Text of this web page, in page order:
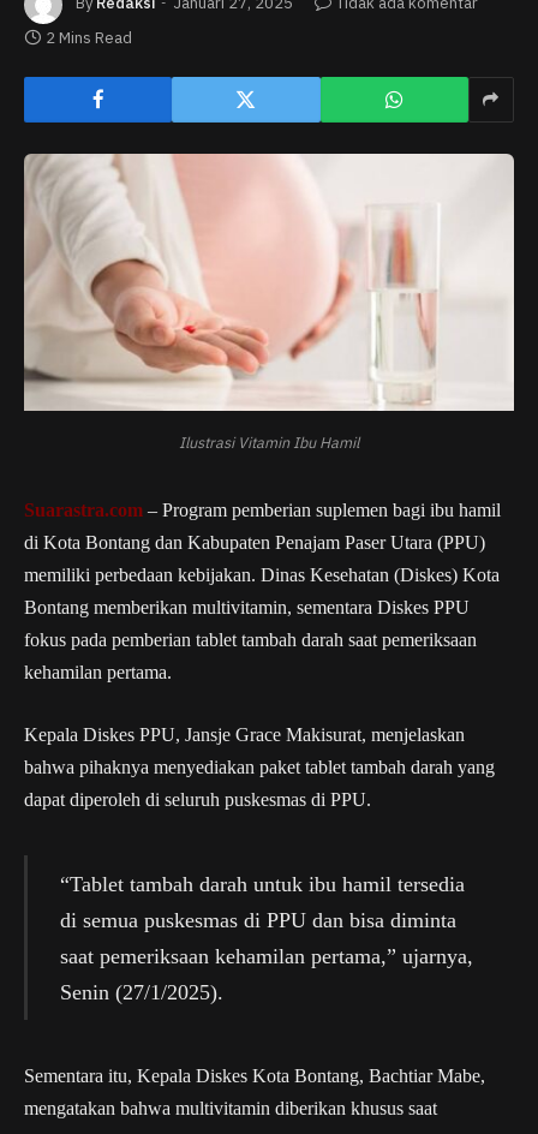
2 Mins Read
Ilustrasi Vitamin Ibu Hamil
Suarastra.com – Program pemberian suplemen bagi ibu hamil
di Kota Bontang dan Kabupaten Penajam Paser Utara (PPU)
memiliki perbedaan kebijakan. Dinas Kesehatan (Diskes) Kota
Bontang memberikan multivitamin, sementara Diskes PPU
fokus pada pemberian tablet tambah darah saat pemeriksaan
kehamilan pertama.
Kepala Diskes PPU, Jansje Grace Makisurat, menjelaskan
bahwa pihaknya menyediakan paket tablet tambah darah yang
dapat diperoleh di seluruh puskesmas di PPU.
“Tablet tambah darah untuk ibu hamil tersedia
di semua puskesmas di PPU dan bisa diminta
saat pemeriksaan kehamilan pertama,” ujarnya,
Senin (27/1/2025).
Sementara itu, Kepala Diskes Kota Bontang, Bachtiar Mabe,
mengatakan bahwa multivitamin diberikan khusus saat